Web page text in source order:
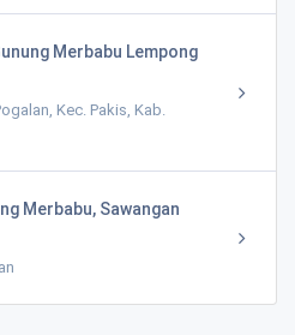
Merbabu Lempong
Kec. Pakis, Kab.
Merbabu, Sawangan